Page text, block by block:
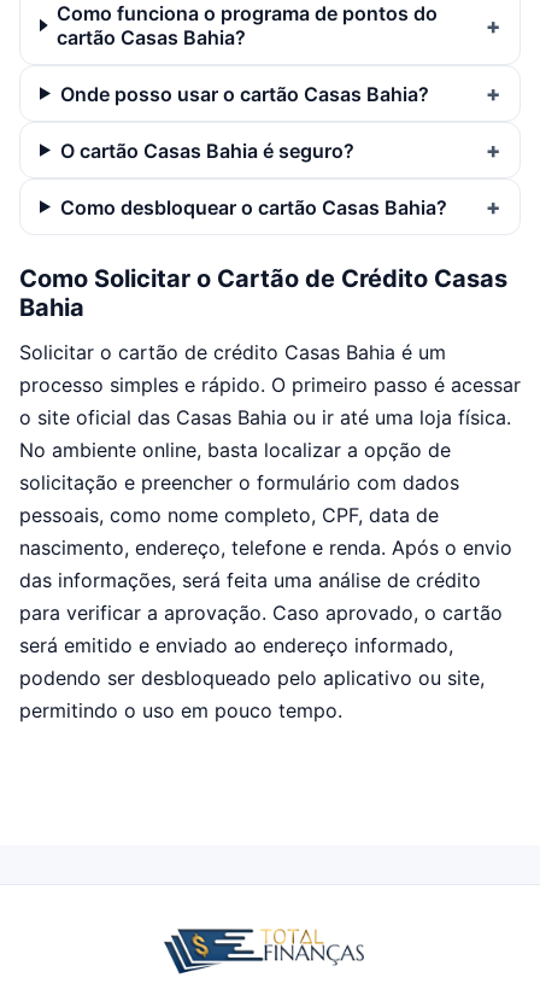
Como funciona o programa de pontos do
cartão Casas Bahia?
Onde posso usar o cartão Casas Bahia?
O cartão Casas Bahia é seguro?
Como desbloquear o cartão Casas Bahia?
Como Solicitar o Cartão de Crédito Casas
Bahia
Solicitar o cartão de crédito Casas Bahia é um
processo simples e rápido. O primeiro passo é acessar
o site oficial das Casas Bahia ou ir até uma loja física.
No ambiente online, basta localizar a opção de
solicitação e preencher o formulário com dados
pessoais, como nome completo, CPF, data de
nascimento, endereço, telefone e renda. Após o envio
das informações, será feita uma análise de crédito
para verificar a aprovação. Caso aprovado, o cartão
será emitido e enviado ao endereço informado,
podendo ser desbloqueado pelo aplicativo ou site,
permitindo o uso em pouco tempo.